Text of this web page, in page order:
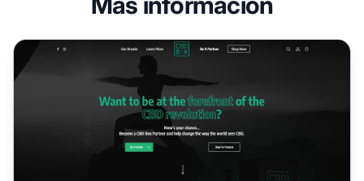
Programa de Afiliados de CBD Box